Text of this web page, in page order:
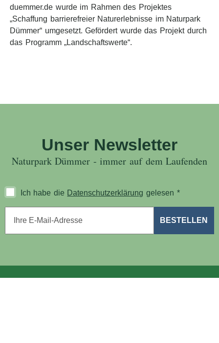
duemmer.de wurde im Rahmen des Projektes
„Schaffung barrierefreier Naturerlebnisse im Naturpark
Dümmer“ umgesetzt. Gefördert wurde das Projekt durch
das Programm „Landschaftswerte“.
Unser Newsletter
Naturpark Dümmer - immer auf dem Laufenden
Ich habe die Datenschutzerklärung gelesen *
E-Mail-Adresse*